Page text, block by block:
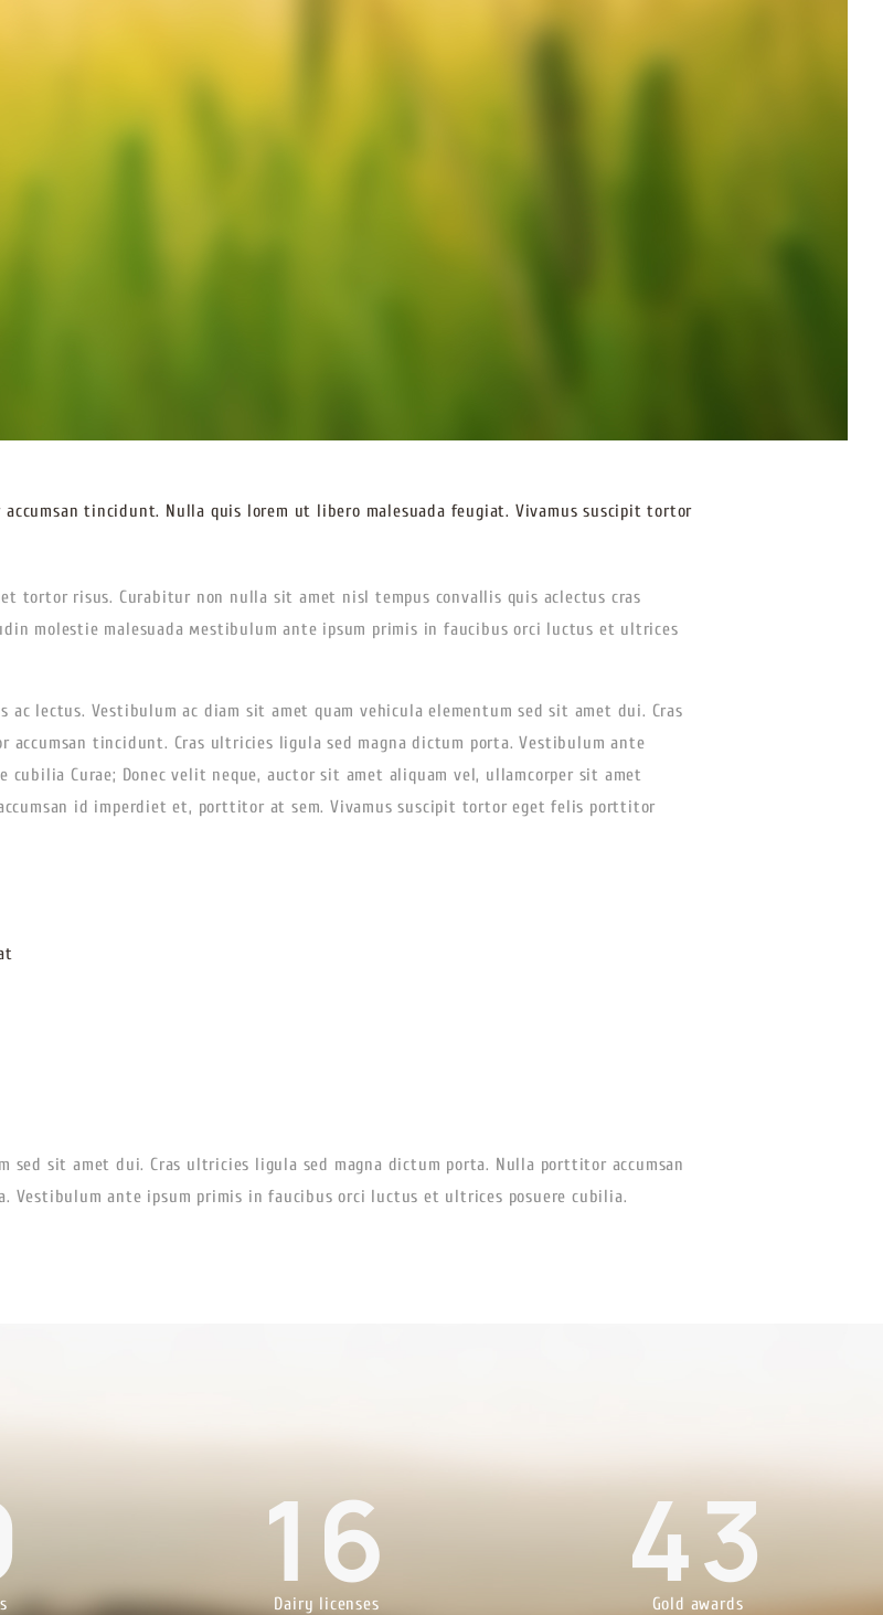
tincidunt. Nulla quis lorem ut libero malesuada feugiat. Vivamus suscipit tortor
tortor risus. Curabitur non nulla sit amet nisl tempus convallis quis aclectus сras
molestie malesuada мestibulum ante ipsum primis in faucibus orci luctus et ultrices
lectus. Vestibulum ac diam sit amet quam vehicula elementum sed sit amet dui. Cras
tincidunt. Cras ultricies ligula sed magna dictum porta. Vestibulum ante
Curae; Donec velit neque, auctor sit amet aliquam vel, ullamcorper sit amet
id imperdiet et, porttitor at sem. Vivamus suscipit tortor eget felis porttitor
sed sit amet dui. Cras ultricies ligula sed magna dictum porta. Nulla porttitor accumsan
Vestibulum ante ipsum primis in faucibus orci luctus et ultrices posuere cubilia.
16
Dairy licenses 43
Gold awards